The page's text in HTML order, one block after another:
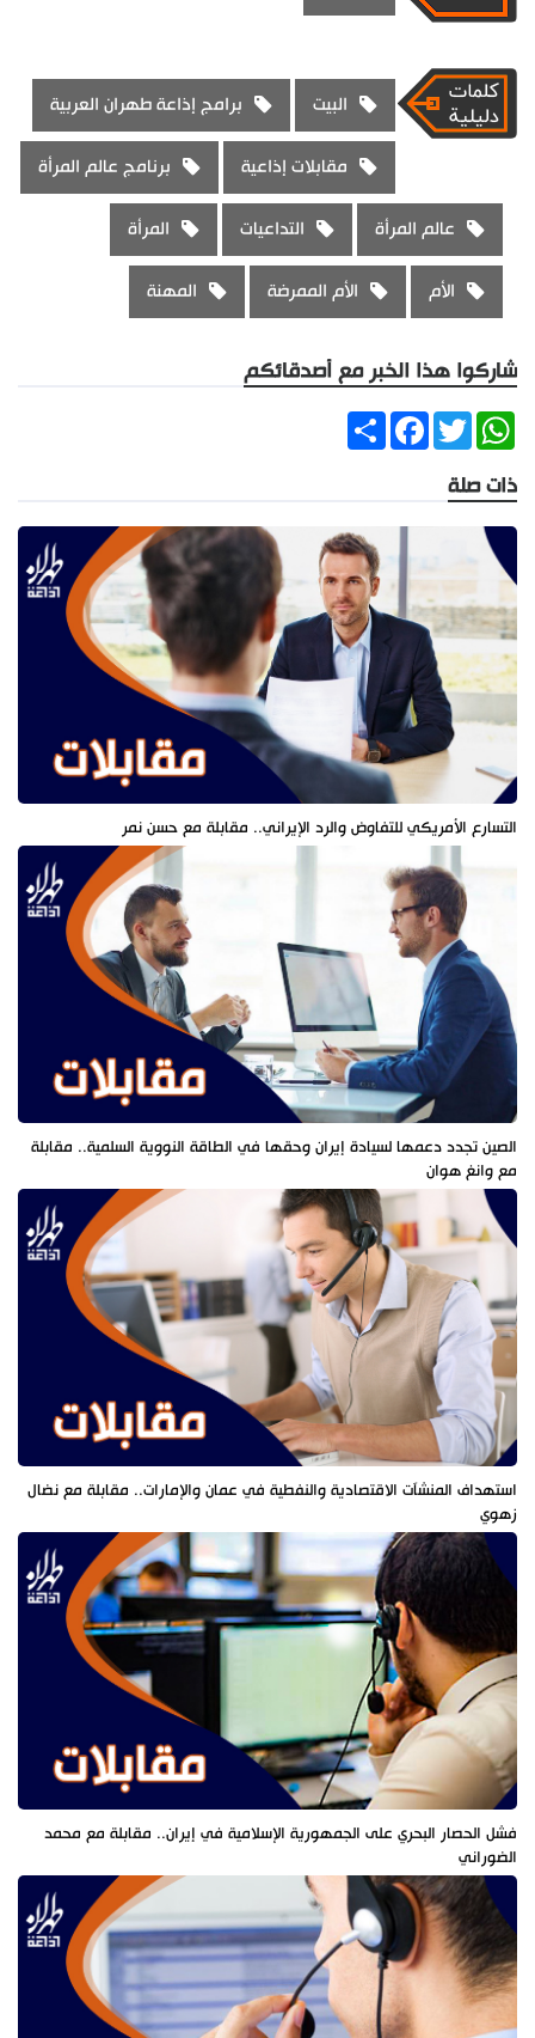
البيت برامج إذاعة طهران العربية
مقابلات إذاعية برنامج عالم المرأة
عالم المرأة التداعيات المرأة
الأم الأم الممرضة المهنة
شاركوا هذا الخبر مع أصدقائكم
ShareFacebookTwitter
WhatsApp
ذات صلة
التسارع الأمريكي للتفاوض والرد الإيراني.. مقابلة مع حسن نمر
الصين تجدد دعمها لسيادة إيران وحقها في الطاقة النووية السلمية.. مقابلة
مع وانغ هوان
استهداف المنشآت الاقتصادية والنفطية في عمان والإمارات.. مقابلة مع نضال
زهوي
فشل الحصار البحري على الجمهورية الإسلامية في إيران.. مقابلة مع محمد
الضوراني